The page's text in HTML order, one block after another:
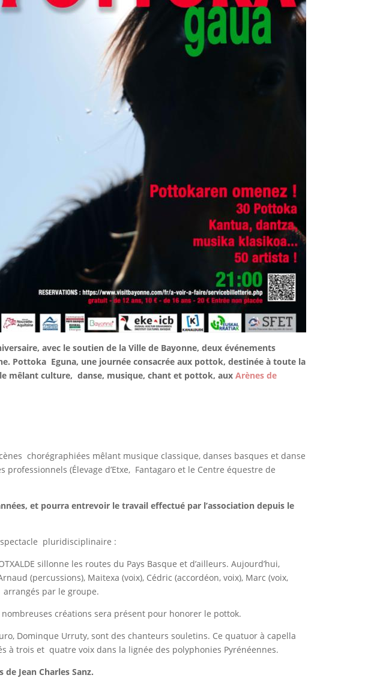
avec le soutien de la Ville de Bayonne, deux événements
Pottoka Eguna, une journée consacrée aux pottok, destinée à toute la
mêlant culture, danse, musique, chant et pottok, auxArènes de
chorégraphiées mêlant musique classique, danses basques et danse
(Élevage d’Etxe, Fantagaro et le Centre équestre de
et pourra entrevoir le travail effectué par l’association depuis le
pluridisciplinaire :
sillonne les routes du Pays Basque et d’ailleurs. Aujourd’hui,
(percussions), Maitexa (voix), Cédric (accordéon, voix), Marc (voix,
par le groupe.
créations sera présent pour honorer le pottok.
Dominque Urruty, sont des chanteurs souletins. Ce quatuor à capella
trois et quatre voix dans la lignée des polyphonies Pyrénéennes.
Jean Charles Sanz.